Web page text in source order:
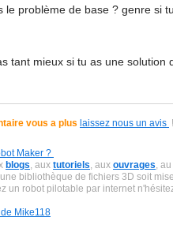
le problème de base ? genre si
tant mieux si tu as une solution
vous a plus laissez nous un avis !
Maker ?
blogs , aux tutoriels , aux ouvrages , au
bibliothèque de fichiers 3D soit
un robot pilotable par internet
Mike118